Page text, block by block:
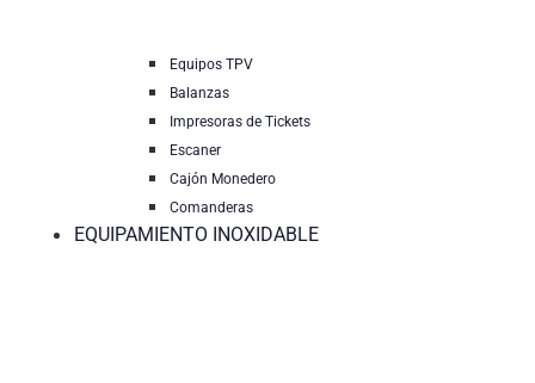
Equipos TPV
Balanzas
Impresoras de Tickets
Escaner
Cajón Monedero
Comanderas
EQUIPAMIENTO INOXIDABLE